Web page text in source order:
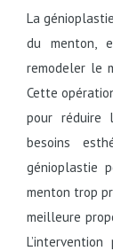
La
du menton,
remodeler le
Cette
pour réduire
besoins
génioplastie
menton trop
meilleure